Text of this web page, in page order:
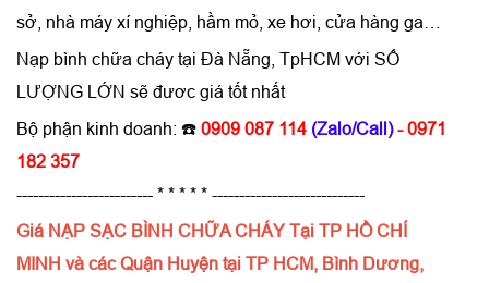
sở, nhà máy xí nghiệp, hầm mỏ, xe hơi, cửa hàng ga…
Nạp bình chữa cháy tại Đà Nẵng, TpHCM với SỐ
LƯỢNG LỚN sẽ đươc giá tốt nhất
Bộ phận kinh doanh: ☎️ 0909 087 114 (Zalo/Call)- 0971
182 357
------------------------- * * * * * ----------------------------
Giá NẠP SẠC BÌNH CHỮA CHÁY Tại TP HỒ CHÍ
MINH và các Quận Huyện tại TP HCM, Bình Dương,